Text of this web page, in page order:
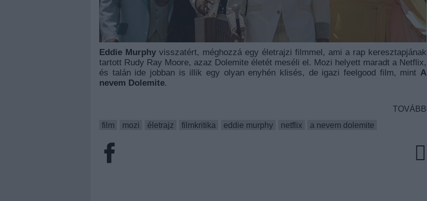
Eddie Murphy visszatért, méghozzá egy életrajzi filmmel, ami a rap keresztapjának
tartott Rudy Ray Moore, azaz Dolemite életét meséli el. Mozi helyett maradt a Netflix,
és talán ide jobban is illik egy olyan enyhén klisés, de igazi feelgood film, mint A
nevem Dolemite.
TOVÁBB
film
mozi életrajz filmkritika eddie murphy netflix a nevem dolemite